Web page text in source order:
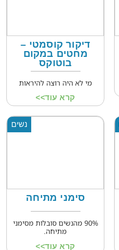
דיקור קוסמטי –
מחטים במקום
בוטוקס
מי לא היה רוצה להיראות
קרא עוד>>
נשים
סימני מתיחה
90% מהנשים סובלות מסימני
מתיחה.
קרא עוד>>